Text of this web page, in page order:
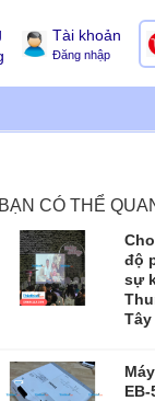
Tài khoản
Đăng nhập
BẠN CÓ THỂ
độ
sự
Tây